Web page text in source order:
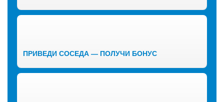
ПРИВЕДИ СОСЕДА — ПОЛУЧИ БОНУС